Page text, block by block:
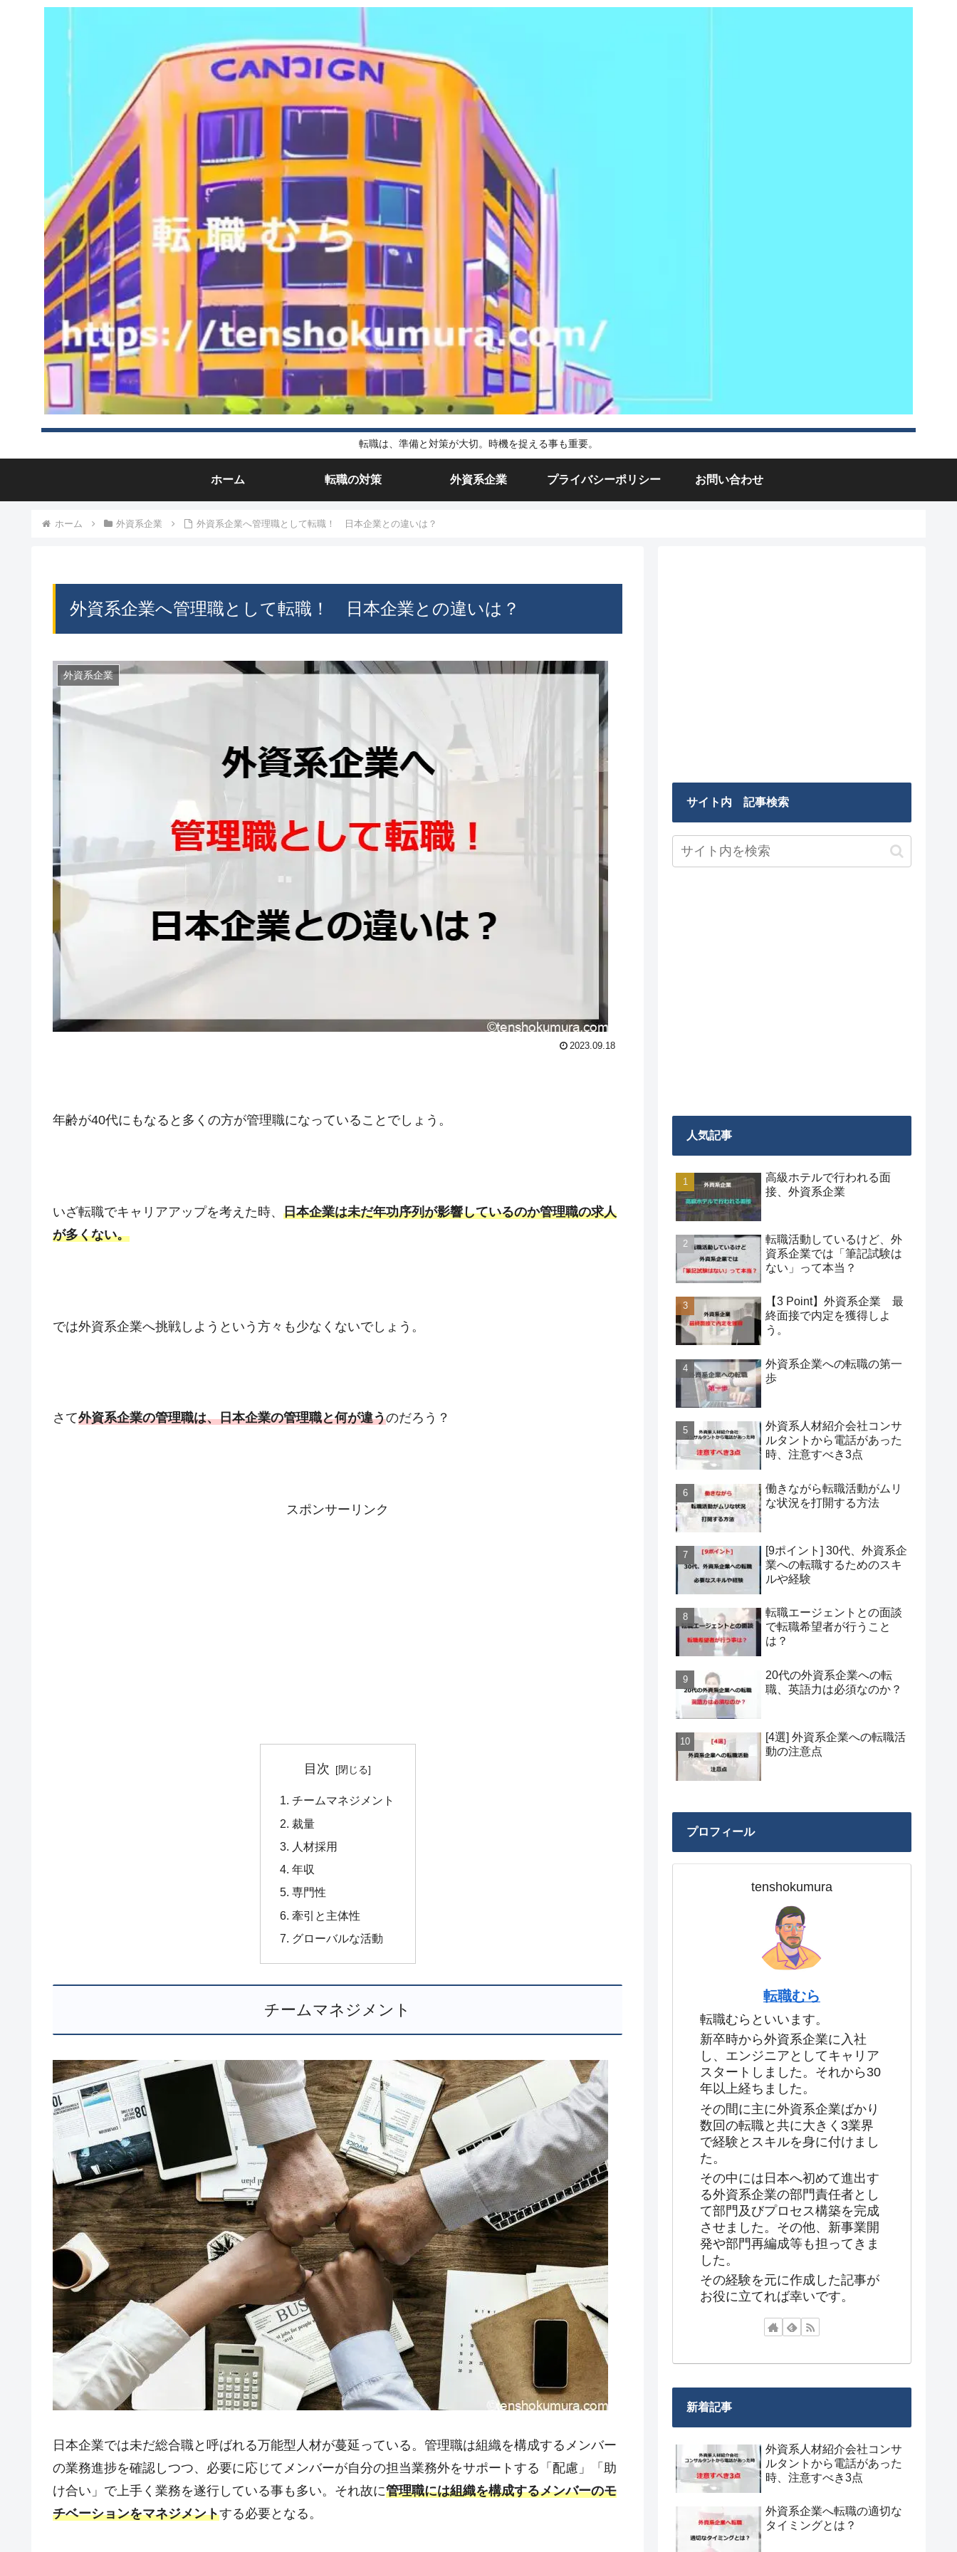
転職は、準備と対策が大切。時機を捉える事も重要。
ホーム 転職の対策 外資系企業 プライバシーポリシー お問い合わせ
ホーム 外資系企業 外資系企業へ管理職として転職！ 日本企業との違いは？
外資系企業へ管理職として転職！ 日本企業との違いは？
外資系企業
2023.09.18
年齢が40代にもなると多くの方が管理職になっていることでしょう。
いざ転職でキャリアアップを考えた時、 日本企業は未だ年功序列が影響しているのか管理職の求人
が多くない。
では外資系企業へ挑戦しようという方々も少なくないでしょう。
さて外資系企業の管理職は、日本企業の管理職と何が違うのだろう？
スポンサーリンク
目次
チームマネジメント
裁量
人材採用
年収
専門性
牽引と主体性
グローバルな活動
チームマネジメント
日本企業では未だ総合職と呼ばれる万能型人材が蔓延っている。管理職は組織を構成するメンバー
の業務進捗を確認しつつ、必要に応じてメンバーが自分の担当業務外をサポートする「配慮」「助
け合い」で上手く業務を遂行している事も多い。それ故に管理職には組織を構成するメンバーのモ
チベーションをマネジメントする必要となる。
サイト内 記事検索
人気記事
高級ホテルで行われる面
接、外資系企業
転職活動しているけど、外
資系企業では「筆記試験は
ない」って本当？
【3 Point】外資系企業 最
終面接で内定を獲得しよ
う。
外資系企業への転職の第一
歩
外資系人材紹介会社コンサ
ルタントから電話があった
時、注意すべき3点
働きながら転職活動がムリ
な状況を打開する方法
[9ポイント] 30代、外資系企
業への転職するためのスキ
ルや経験
転職エージェントとの面談
で転職希望者が行うこと
は？
20代の外資系企業への転
職、英語力は必須なのか？
[4選] 外資系企業への転職活
動の注意点
プロフィール
tenshokumura
転職むら
転職むらといいます。
新卒時から外資系企業に入社
し、エンジニアとしてキャリア
スタートしました。それから30
年以上経ちました。
その間に主に外資系企業ばかり
数回の転職と共に大きく3業界
で経験とスキルを身に付けまし
た。
その中には日本へ初めて進出す
る外資系企業の部門責任者とし
て部門及びプロセス構築を完成
させました。その他、新事業開
発や部門再編成等も担ってきま
した。
その経験を元に作成した記事が
お役に立てれば幸いです。
新着記事
外資系人材紹介会社コンサ
ルタントから電話があった
時、注意すべき3点
外資系企業へ転職の適切な
タイミングとは？